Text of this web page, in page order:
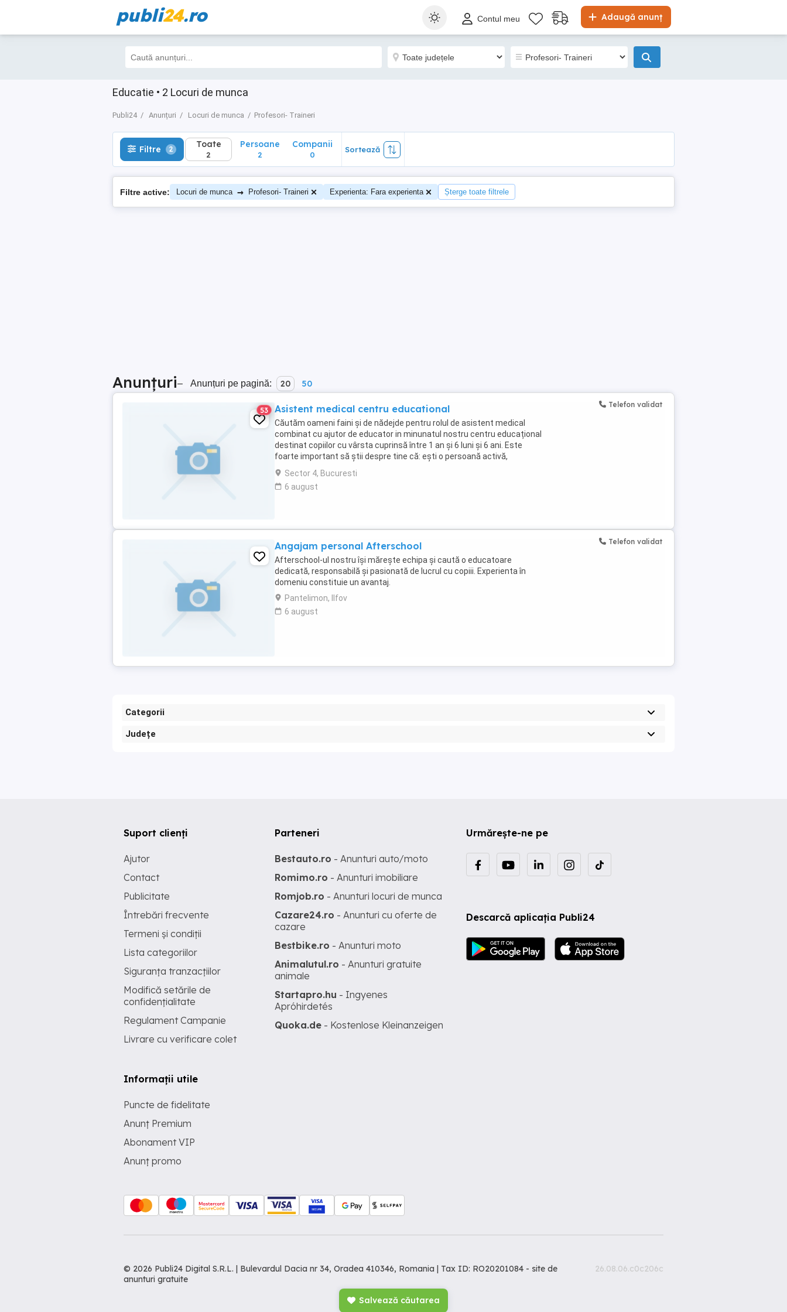
publi24.ro Adaugă anunț
Contul meu
Educatie • 2 Locuri de munca
Publi24 Anunțuri Locuri de munca Profesori- Traineri
Filtre 2 Toate
2
Filtre 2 Toate
2
Persoane
2
Companii
0
Sortează
Filtre active: Locuri de munca → Profesori- Traineri Experienta: Fara experienta Șterge toate filtrele
Anunțuri– Anunțuri pe pagină: 20 50
53 Asistent medical centru educational
Căutăm oameni faini și de nădejde pentru rolul de asistent medical
combinat cu ajutor de educator in minunatul nostru centru educațional
destinat copiilor cu vârsta cuprinsă între 1 an și 6 luni și 6 ani. Este
foarte important să știi despre tine că: ești o persoană activă,
comunicativă, energică, ...
Sector 4, Bucuresti
6 august
Telefon validat
Angajam personal Afterschool
Afterschool-ul nostru își mărește echipa și caută o educatoare
dedicată, responsabilă și pasionată de lucrul cu copiii. Experienta în
domeniu constituie un avantaj.
Pantelimon, Ilfov
6 august
Telefon validat
Categorii
Județe
Salvează căutarea
Urmărește-ne pe
Descarcă aplicația Publi24
Suport clienți
Ajutor
Contact
Publicitate
Întrebări frecvente
Termeni și condiții
Lista categoriilor
Siguranța tranzacțiilor
Modifică setările de
confidențialitate
Regulament Campanie
Livrare cu verificare colet
Informații utile
Puncte de fidelitate
Anunț Premium
Abonament VIP
Anunț promo
Parteneri
Bestauto.ro - Anunturi auto/moto
Romimo.ro - Anunturi imobiliare
Romjob.ro - Anunturi locuri de munca
Cazare24.ro - Anunturi cu oferte de
cazare
Bestbike.ro - Anunturi moto
Animalutul.ro - Anunturi gratuite
animale
Startapro.hu - Ingyenes
Apróhirdetés
Quoka.de - Kostenlose Kleinanzeigen
© 2026 Publi24 Digital S.R.L. | Bulevardul Dacia nr 34, Oradea 410346, Romania | Tax ID: RO20201084 - site de
anunturi gratuite
26.08.06.c0c206c